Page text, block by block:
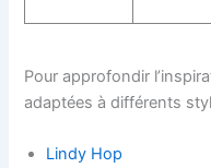
Pour approfondir
adaptées à différents
Lindy Hop